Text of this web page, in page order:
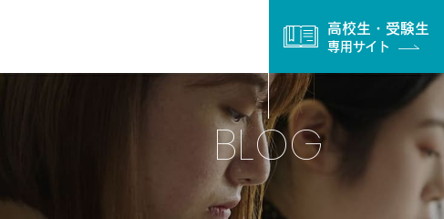
高校生・受験生
専用サイト
BLOG